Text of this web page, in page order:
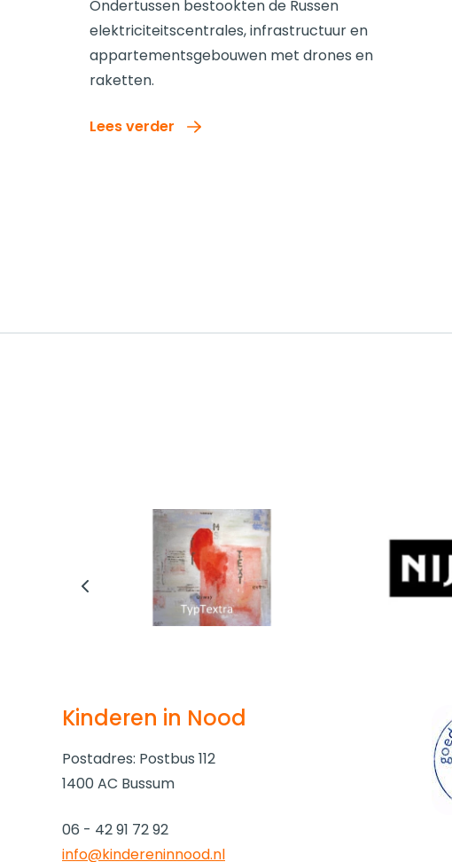
Ondertussen bestookten de Russen
elektriciteitscentrales, infrastructuur en
appartementsgebouwen met drones en
raketten.
Lees verder
Kinderen in Nood
Postadres: Postbus 112
1400 AC Bussum
06 - 42 91 72 92
info@kindereninnood.nl